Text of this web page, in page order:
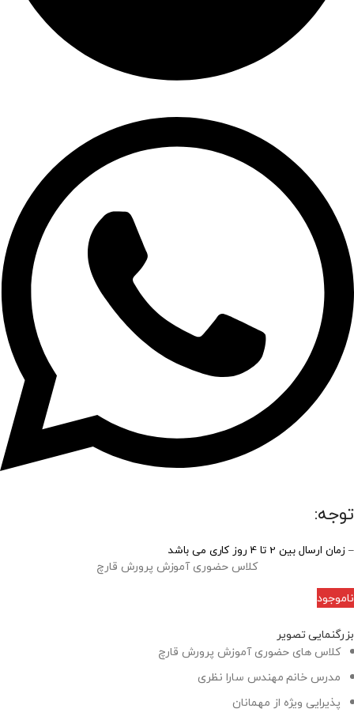
توجه:
– زمان ارسال بین 2 تا 4 روز کاری می باشد
کلاس حضوری آموزش پرورش قارچ
ناموجود
بزرگنمایی تصویر
کلاس های حضوری آموزش پرورش قارچ
مدرس خانم مهندس سارا نظری
پذیرایی ویژه از مهمانان